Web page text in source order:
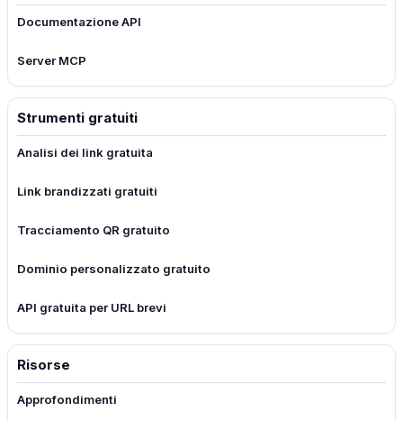
Documentazione API
Server MCP
Strumenti gratuiti
Analisi dei link gratuita
Link brandizzati gratuiti
Tracciamento QR gratuito
Dominio personalizzato gratuito
API gratuita per URL brevi
Risorse
Approfondimenti